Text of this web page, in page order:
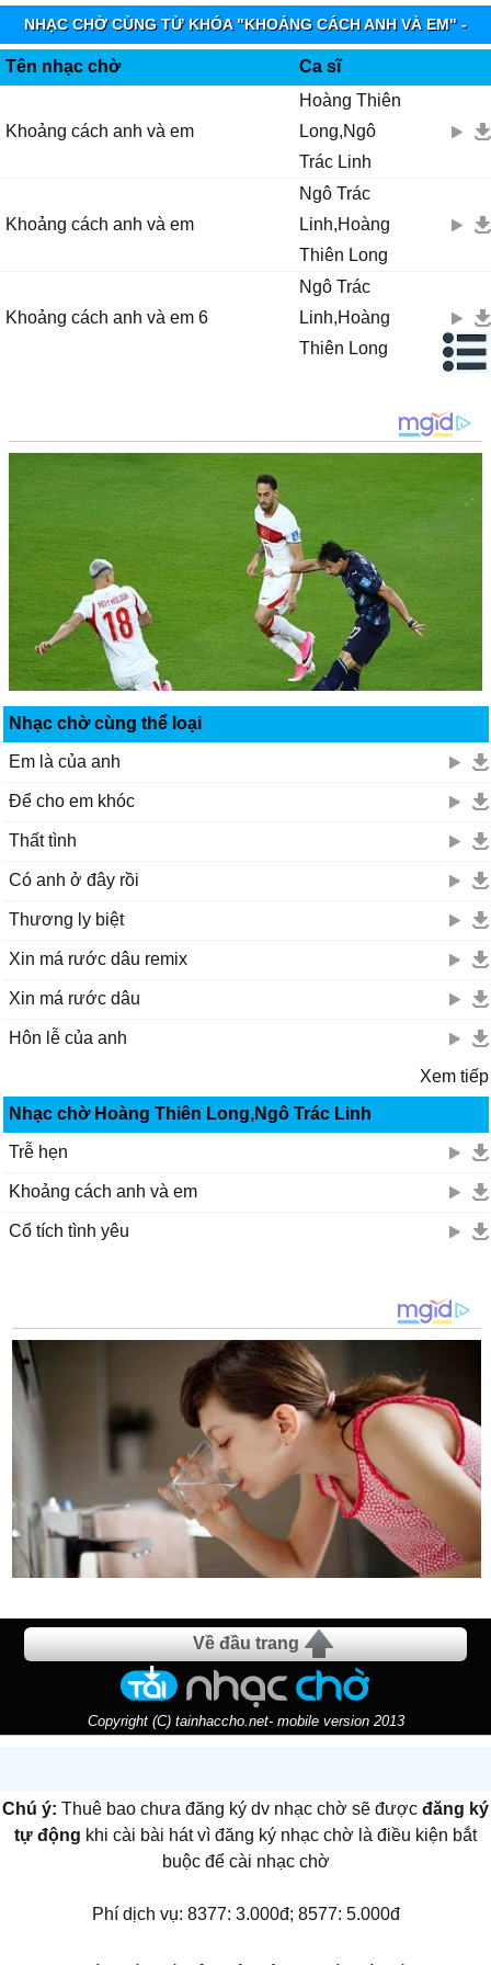
NHẠC CHỜ CÙNG TỪ KHÓA "KHOẢNG CÁCH ANH VÀ EM" -
VINAPHONE RINGTUNES
Tên nhạc chờ Ca sĩ
Khoảng cách anh và em
Hoàng Thiên
Long,Ngô
Trác Linh
Khoảng cách anh và em
Ngô Trác
Linh,Hoàng
Thiên Long
Khoảng cách anh và em 6
Ngô Trác
Linh,Hoàng
Thiên Long
Nhạc chờ cùng thể loại
Em là của anh
Để cho em khóc
Thất tình
Có anh ở đây rồi
Thương ly biệt
Xin má rước dâu remix
Xin má rước dâu
Hôn lễ của anh
Xem tiếp
Nhạc chờ Hoàng Thiên Long,Ngô Trác Linh
Trễ hẹn
Khoảng cách anh và em
Cổ tích tình yêu
Về đầu trang
Copyright (C) tainhaccho.net- mobile version 2013
Chú ý: Thuê bao chưa đăng ký dv nhạc chờ sẽ được đăng ký
tự động khi cài bài hát vì đăng ký nhạc chờ là điều kiện bắt
buộc để cài nhạc chờ
Phí dịch vụ: 8377: 3.000đ; 8577: 5.000đ